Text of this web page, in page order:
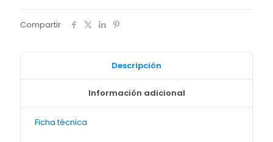
Compartir
Descripción
Información adicional
Ficha técnica